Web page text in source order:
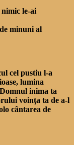
le-ai
minuni al
cel pustiu l-a
lumina
inima ta
voinţa ta de a-l
cântarea de